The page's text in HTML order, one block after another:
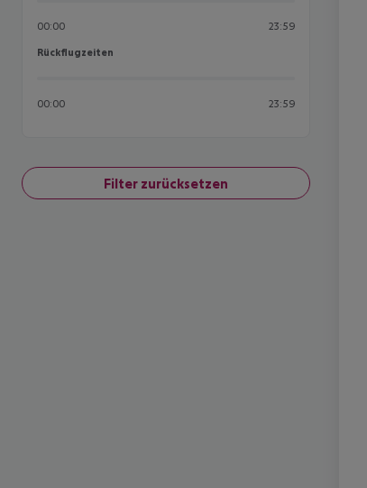
00:00 23:59
Rückflugzeiten
Rückflugzeiten
00:00 23:59
Filter zurücksetzen